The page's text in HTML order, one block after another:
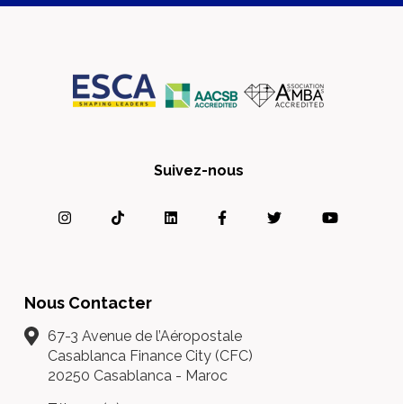
Suivez-nous
Nous Contacter
67-3 Avenue de l’Aéropostale
Casablanca Finance City (CFC)
20250 Casablanca - Maroc